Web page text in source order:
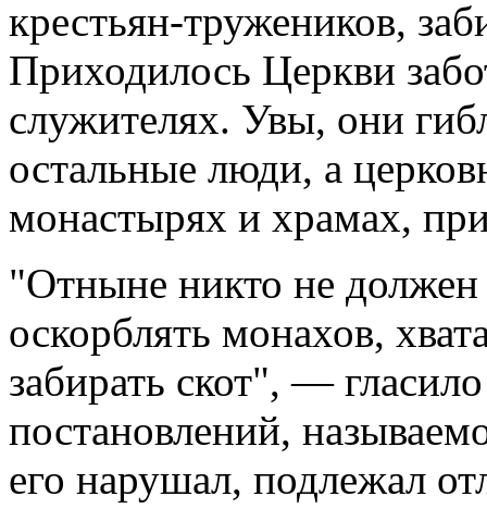
крестьян-тружеников,
Приходилось Церкви
служителях. Увы, они
остальные люди, а
монастырях и храмах,
"Отныне никто не должен
оскорблять монахов,
забирать скот", —
постановлений,
его нарушал, подлежал